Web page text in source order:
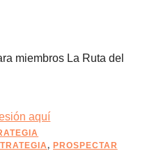
miembros La Ruta del
aquí
, PROSPECTAR